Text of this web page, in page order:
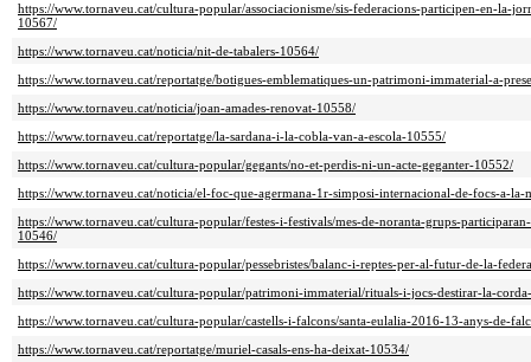
https://www.tornaveu.cat/cultura-popular/associacionisme/sis-federacions-participen-en-la-
10567/
https://www.tornaveu.cat/noticia/nit-de-tabalers-10564/
https://www.tornaveu.cat/reportatge/botigues-emblematiques-un-patrimoni-immaterial-a-
https://www.tornaveu.cat/noticia/joan-amades-renovat-10558/
https://www.tornaveu.cat/reportatge/la-sardana-i-la-cobla-van-a-escola-10555/
https://www.tornaveu.cat/cultura-popular/gegants/no-et-perdis-ni-un-acte-geganter-10552/
https://www.tornaveu.cat/noticia/el-foc-que-agermana-1r-simposi-internacional-de-focs-a-la-
https://www.tornaveu.cat/cultura-popular/festes-i-festivals/mes-de-noranta-grups-
10546/
https://www.tornaveu.cat/cultura-popular/pessebristes/balanc-i-reptes-per-al-futur-de-la-
https://www.tornaveu.cat/cultura-popular/patrimoni-immaterial/rituals-i-jocs-destirar-la-
https://www.tornaveu.cat/cultura-popular/castells-i-falcons/santa-eulalia-2016-13-anys-de-
https://www.tornaveu.cat/reportatge/muriel-casals-ens-ha-deixat-10534/